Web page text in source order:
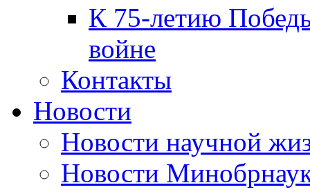
К 75-летию
войне
Контакты
Новости
Новости научной
Новости